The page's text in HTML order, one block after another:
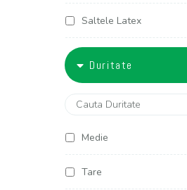
120x190
120x200
125x200
140x190
140x200
Saltele Latex
Saltele Americane
Duritate
Medie
Tare